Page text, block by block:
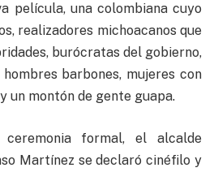
película, una colombiana cuyo
realizadores michoacanos que
burócratas del gobierno,
barbones, mujeres con
un montón de gente guapa.
ceremonia formal, el alcalde
Martínez se declaró cinéfilo y